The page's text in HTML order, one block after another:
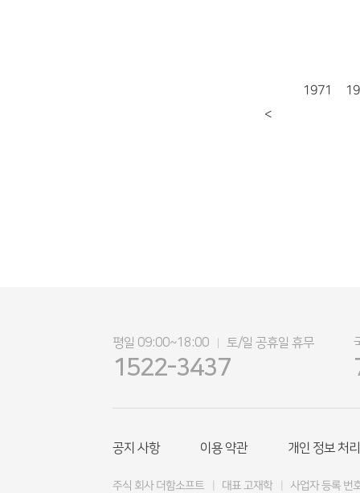
<
1971
평일 09:00~18:00 토/일 공휴일 휴무
1522-3437
공지 사항 이용 약관 개인 정보 처
주식 회사 더함소프트 대표 고재학 사업자 등록 번